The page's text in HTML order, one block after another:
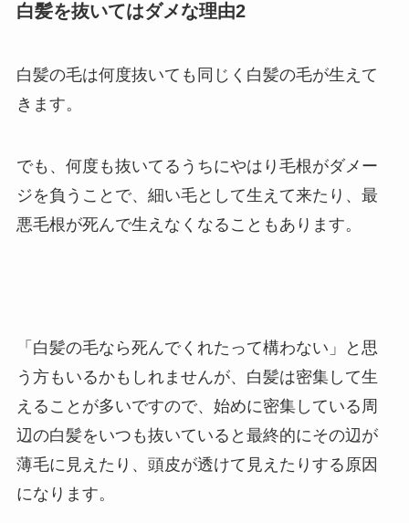
白髪を抜いてはダメな理由2
白髪の毛は何度抜いても同じく白髪の毛が生えて
きます。
でも、何度も抜いてるうちにやはり毛根がダメー
ジを負うことで、細い毛として生えて来たり、最
悪毛根が死んで生えなくなることもあります。
「白髪の毛なら死んでくれたって構わない」と思
う方もいるかもしれませんが、白髪は密集して生
えることが多いですので、始めに密集している周
辺の白髪をいつも抜いていると最終的にその辺が
薄毛に見えたり、頭皮が透けて見えたりする原因
になります。